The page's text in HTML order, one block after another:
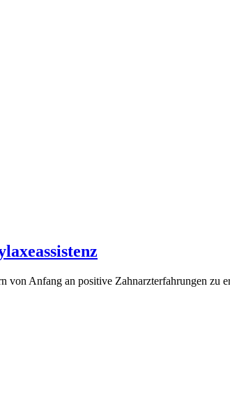
Anfang an positive Zahnarzterfahrungen zu